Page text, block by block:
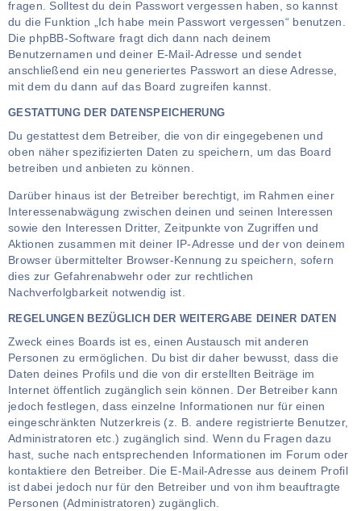
fragen. Solltest du dein Passwort vergessen haben, so kannst
du die Funktion „Ich habe mein Passwort vergessen“ benutzen.
Die phpBB-Software fragt dich dann nach deinem
Benutzernamen und deiner E-Mail-Adresse und sendet
anschließend ein neu generiertes Passwort an diese Adresse,
mit dem du dann auf das Board zugreifen kannst.
GESTATTUNG DER DATENSPEICHERUNG
Du gestattest dem Betreiber, die von dir eingegebenen und
oben näher spezifizierten Daten zu speichern, um das Board
betreiben und anbieten zu können.
Darüber hinaus ist der Betreiber berechtigt, im Rahmen einer
Interessenabwägung zwischen deinen und seinen Interessen
sowie den Interessen Dritter, Zeitpunkte von Zugriffen und
Aktionen zusammen mit deiner IP-Adresse und der von deinem
Browser übermittelter Browser-Kennung zu speichern, sofern
dies zur Gefahrenabwehr oder zur rechtlichen
Nachverfolgbarkeit notwendig ist.
REGELUNGEN BEZÜGLICH DER WEITERGABE DEINER DATEN
Zweck eines Boards ist es, einen Austausch mit anderen
Personen zu ermöglichen. Du bist dir daher bewusst, dass die
Daten deines Profils und die von dir erstellten Beiträge im
Internet öffentlich zugänglich sein können. Der Betreiber kann
jedoch festlegen, dass einzelne Informationen nur für einen
eingeschränkten Nutzerkreis (z. B. andere registrierte Benutzer,
Administratoren etc.) zugänglich sind. Wenn du Fragen dazu
hast, suche nach entsprechenden Informationen im Forum oder
kontaktiere den Betreiber. Die E-Mail-Adresse aus deinem Profil
ist dabei jedoch nur für den Betreiber und von ihm beauftragte
Personen (Administratoren) zugänglich.